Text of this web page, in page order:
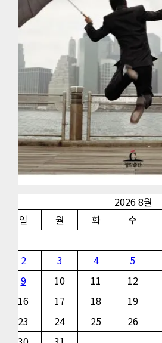
2026 8월
일
월 화 수
2
3 4 5
9
10 11 12
16
17 18 19
23
24 25 26